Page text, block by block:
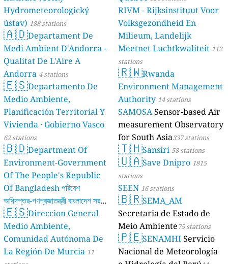
Hydrometeorologický
ústav) 188 stations
🇦🇩Departament De
Medi Ambient D'Andorra -
Qualitat De L'Aire A
Andorra 4 stations
🇪🇸Departamento De
Medio Ambiente,
Planificación Territorial Y
Vivienda · Gobierno Vasco
62 stations
🇧🇩Department Of
Environment-Government
Of The People's Republic
Of Bangladesh পরিবেশ
অধিদপ্তর-গণপ্রজাতন্ত্রী বাংলাদেশ সরকার
17 stations
🇪🇸Direccion General
Medio Ambiente,
Comunidad Autónoma De
La Región De Murcia 11
RIVM - Rijksinstituut Voor
Volksgezondheid En
Milieum, Landelijk
Meetnet Luchtkwaliteit 112
stations
🇷🇼Rwanda
Environment Management
Authority 14 stations
SAMOSASensor-based Air
measurement Observatory
for South Asia337 stations
🇹🇭Sansiri 58 stations
🇺🇦Save Dnipro 1815
stations
SEEN 16 stations
🇧🇷SEMA_AM
Secretaria de Estado de
Meio Ambiente75 stations
🇵🇪SENAMHIServicio
Nacional de Meteorología